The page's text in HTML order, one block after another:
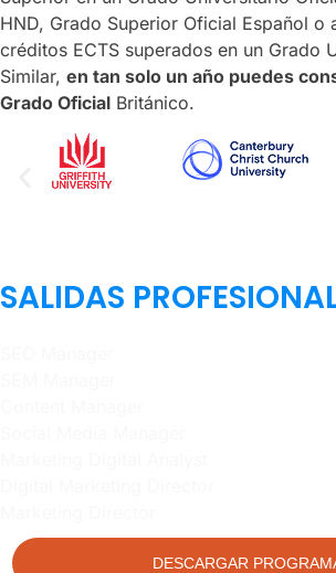
HND, Grado Superior Oficial Español o
créditos ECTS superados en un Grado
Similar, en tan solo un año puedes
Grado Oficial Británico.
SALIDAS
DESCARGAR